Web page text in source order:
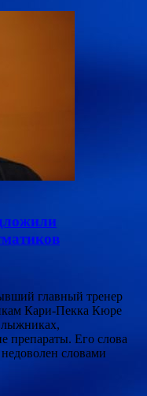
главный тренер
Кари-Пекка Кюре
лыжниках,
препараты. Его слова
словами